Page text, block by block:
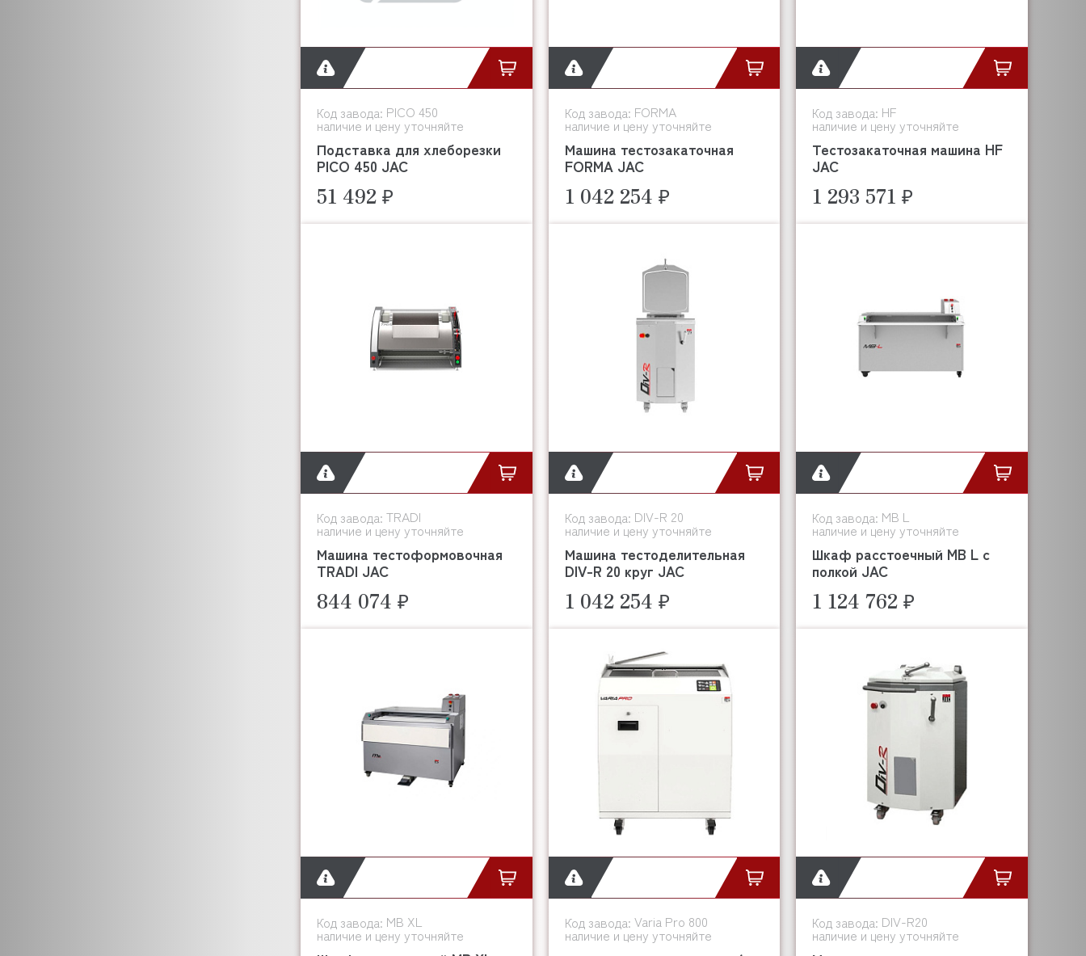
Код завода: PICO 450
наличие и цену уточняйте
Подставка для хлеборезки
PICO 450 JAC
51 492 ₽
Код завода: FORMA
наличие и цену уточняйте
Машина тестозакаточная
FORMA JAC
1 042 254 ₽
Код завода: HF
наличие и цену уточняйте
Тестозакаточная машина HF
JAC
1 293 571 ₽
Код завода: TRADI
наличие и цену уточняйте
Машина тестоформовочная
TRADI JAC
844 074 ₽
Код завода: DIV-R 20
наличие и цену уточняйте
Машина тестоделительная
DIV-R 20 круг JAC
1 042 254 ₽
Код завода: MB L
наличие и цену уточняйте
Шкаф расстоечный MB L с
полкой JAC
1 124 762 ₽
Код завода: MB XL
наличие и цену уточняйте
Код завода: Varia Pro 800
наличие и цену уточняйте
Код завода: DIV-R20
наличие и цену уточняйте